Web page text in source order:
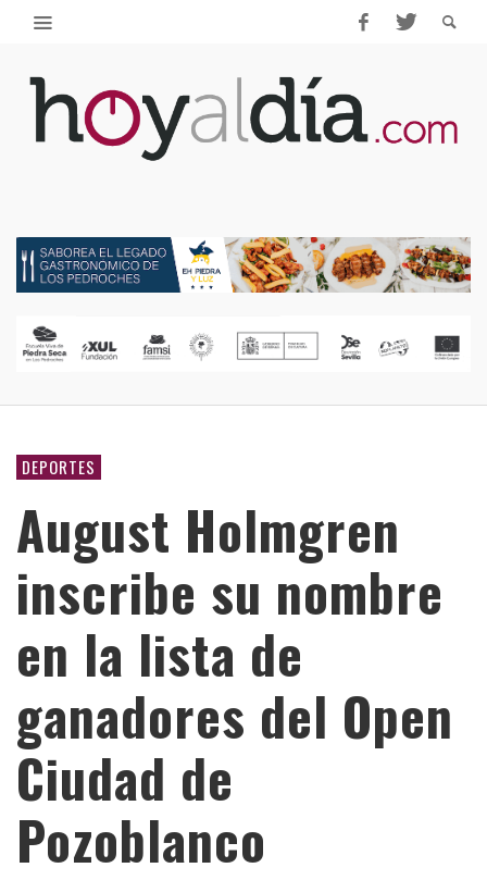
DEPORTES
August Holmgren
inscribe su nombre
en la lista de
ganadores del Open
Ciudad de
Pozoblanco